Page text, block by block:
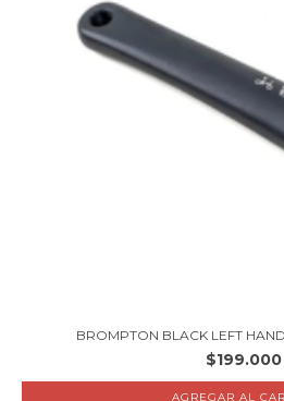
BROMPTON BLACK LEFT HAND
$199.000